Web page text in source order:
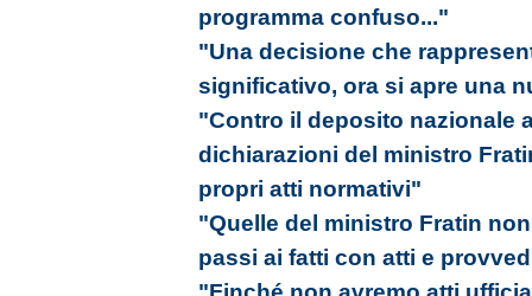
programma confuso..."
"Una decisione che
significativo, ora si apre una
"Contro il deposito nazionale
dichiarazioni del ministro
propri atti normativi"
"Quelle del ministro Fratin
passi ai fatti con atti e